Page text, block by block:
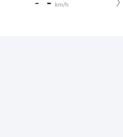
km/h